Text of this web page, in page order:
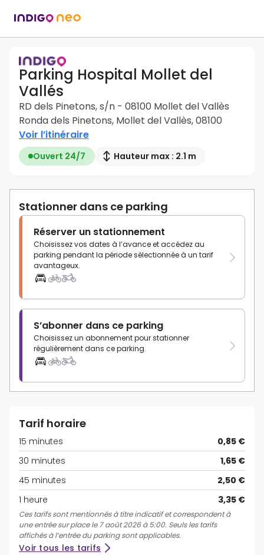
Parking Hospital Mollet del
Vallés
RD dels Pinetons, s/n - 08100 Mollet del Vallès
Ronda dels Pinetons, Mollet del Vallès, 08100
Voir l’itinéraire
Ouvert 24/7 Hauteur max : 2.1 m
Stationner dans ce parking
Réserver un stationnement
Choisissez vos dates à l’avance et accédez au
parking pendant la période sélectionnée à un tarif
avantageux.
S’abonner dans ce parking
Choisissez un abonnement pour stationner
régulièrement dans ce parking.
Tarif horaire
15 minutes
0,85 €
30 minutes
1,65 €
45 minutes
2,50 €
1 heure
3,35 €
Ces tarifs sont mentionnés à titre indicatif et correspondent à
une entrée sur place le 7 août 2026 à 5:00. Seuls les tarifs
affichés à l’entrée du parking sont applicables.
Voir tous les tarifs